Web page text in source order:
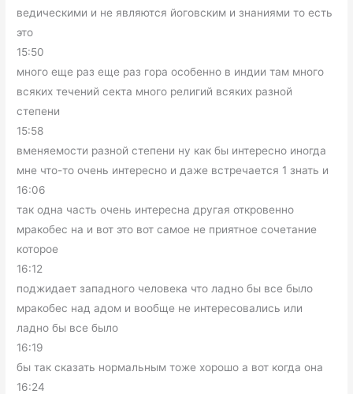
ведическими и не являются йоговским и знаниями то есть
это
15:50
много еще раз еще раз гора особенно в индии там много
всяких течений секта много религий всяких разной
степени
15:58
вменяемости разной степени ну как бы интересно иногда
мне что-то очень интересно и даже встречается 1 знать и
16:06
так одна часть очень интересна другая откровенно
мракобес на и вот это вот самое не приятное сочетание
которое
16:12
поджидает западного человека что ладно бы все было
мракобес над адом и вообще не интересовались или
ладно бы все было
16:19
бы так сказать нормальным тоже хорошо а вот когда она
16:24